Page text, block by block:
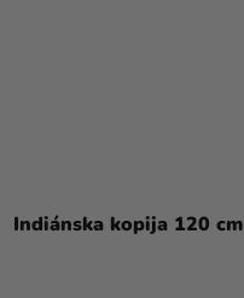
Indiánska kopija 120 cm